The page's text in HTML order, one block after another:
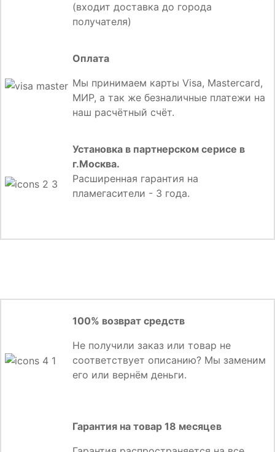
(входит доставка до города
получателя)
Оплата
Мы принимаем карты Visa, Mastercard,
МИР, а так же безналичные платежи на
наш расчётный счёт.
Установка в партнерском серисе в
г.Москва.
Расширенная гарантия на
пламегасители - 3 года.
100% возврат средств
Не получили заказ или товар не
соответствует описанию? Мы заменим
его или вернём деньги.
Гарантия на товар 18 месяцев